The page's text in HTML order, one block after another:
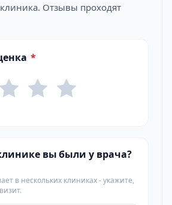
Отзывы проходят
*
вы были у врача?
в нескольких клиниках - укажите,